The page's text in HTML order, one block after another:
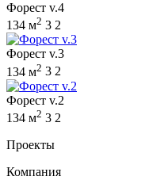
Форест v.4
134 м2 3 2
Форест v.3
134 м2 3 2
Форест v.2
134 м2 3 2
Проекты
Компания